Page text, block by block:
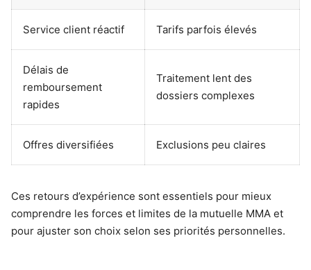
Service client réactif Tarifs parfois élevés
Délais de
remboursement
rapides
Traitement lent des
dossiers complexes
Offres diversifiées Exclusions peu claires
Ces retours d’expérience sont essentiels pour mieux
comprendre les forces et limites de la mutuelle MMA et
pour ajuster son choix selon ses priorités personnelles.